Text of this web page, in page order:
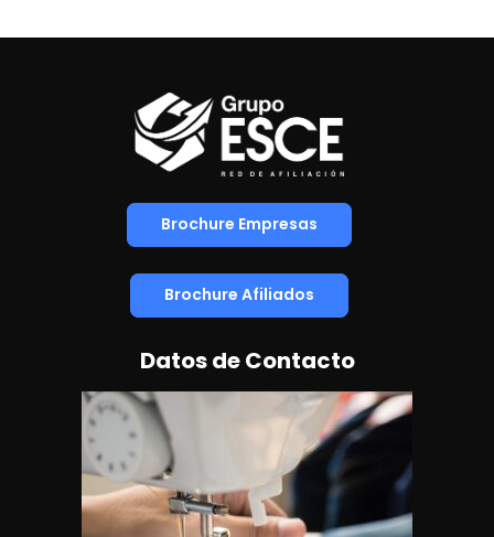
Brochure Empresas
Brochure Afiliados
Datos de Contacto